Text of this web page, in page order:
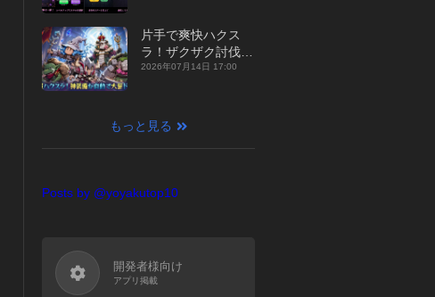
年】
片手で爽快ハクス
ラ！ザクザク討伐し
て神装備を集める放
【最新作PICKUP】
2026年07月14日 17:00
もっと見る
Posts by @yoyakutop10
開発者様向け
アプリ掲載